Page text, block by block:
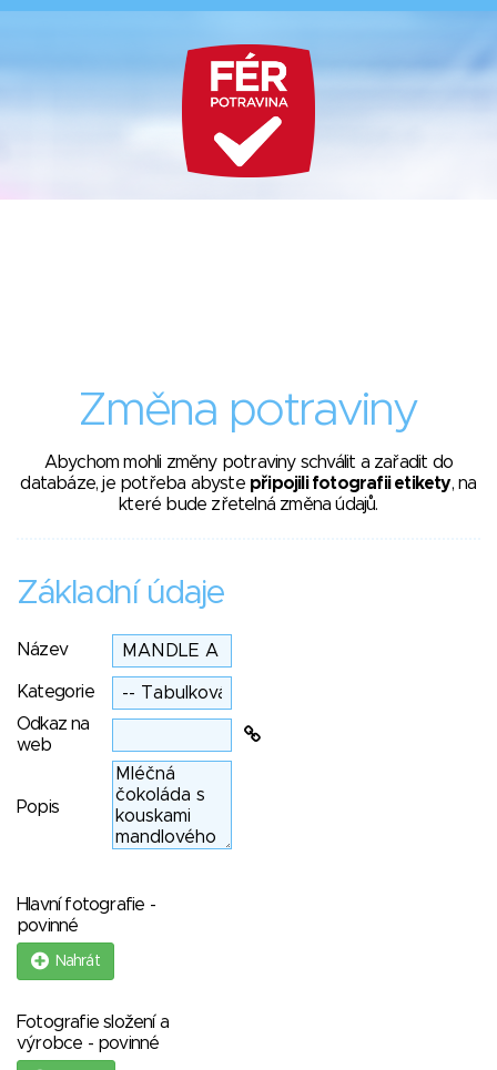
Změna potraviny
Abychom mohli změny potraviny schválit a zařadit do
databáze, je potřeba abyste připojili fotografii etikety, na
které bude zřetelná změna údajů.
Základní údaje
Název
Kategorie
Odkaz na
web
Popis
Hlavní fotografie -
povinné
Nahrát
Fotografie složení a
výrobce - povinné